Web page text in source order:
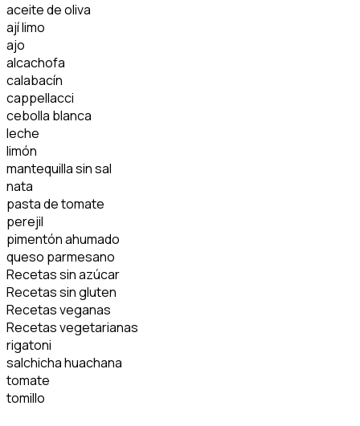
aceite de oliva
ají limo
ajo
alcachofa
calabacín
cappellacci
cebolla blanca
leche
limón
mantequilla sin sal
nata
pasta de tomate
perejil
pimentón ahumado
queso parmesano
Recetas sin azúcar
Recetas sin gluten
Recetas veganas
Recetas vegetarianas
rigatoni
salchicha huachana
tomate
tomillo